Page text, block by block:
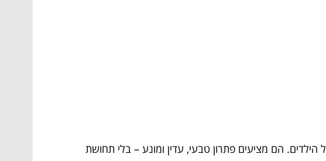
הם מציעים פתרון טבעי, עדין ומונע – בלי תחושת